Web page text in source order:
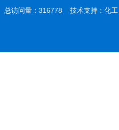
总访问量：316778 技术支持： 化工